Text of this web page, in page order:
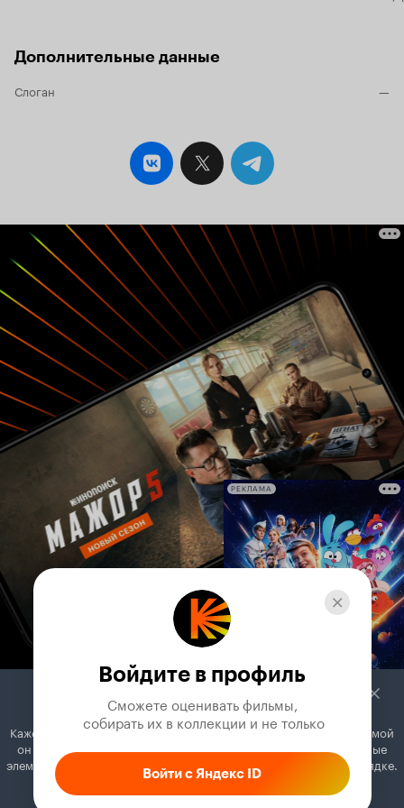
Дополнительные данные
Слоган —
РЕКЛАМА
Войдите в профиль
Сможете оценивать фильмы,
собирать их в коллекции и не только
Войти с Яндекс ID
Кажется, вы используете блокировщик рекламы. Вместе с рекламой
он может отключать постеры, папки с фильмами и другие важные
элементы. Добавьте Кинопоиск в исключения, и всё будет в порядке.
Как это сделать